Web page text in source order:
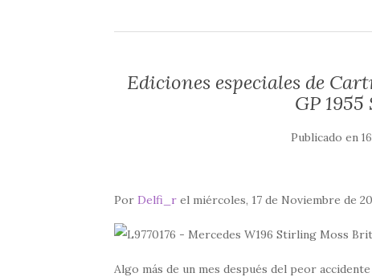
Ediciones especiales de
GP
Publicado en
Por Delfi_r el miércoles, 17 de Noviembre de
Algo más de un mes después del peor